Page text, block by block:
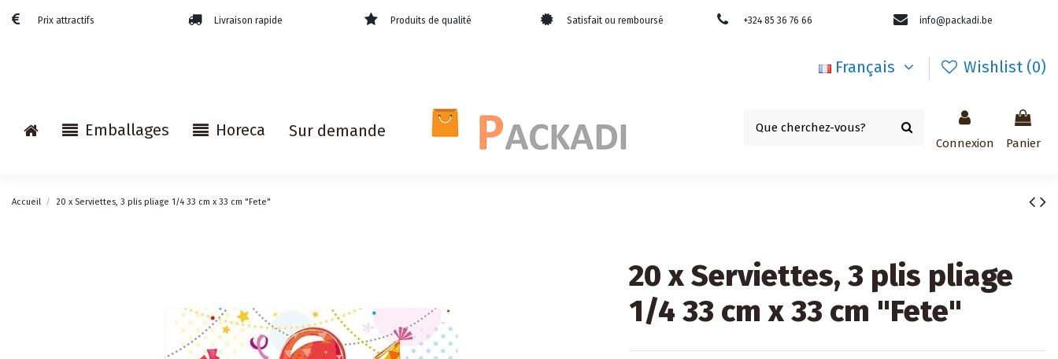
Prix attractifs Livraison rapide Produits de qualité Satisfait ou remboursé +324 85 36 76 66 info@packadi.be
Français Wishlist (0)
Emballages Horeca Sur demande
Connexion Panier
Accueil 20 x Serviettes, 3 plis pliage 1/4 33 cm x 33 cm "Fete"
20 x Serviettes, 3 plis pliage
1/4 33 cm x 33 cm "Fete"